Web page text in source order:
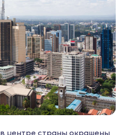
в центре страны окрашены